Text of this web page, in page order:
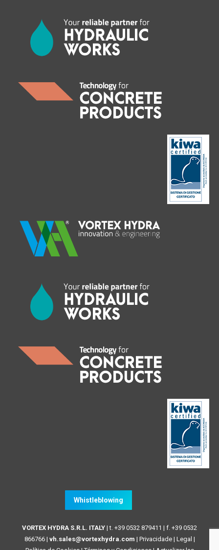
Whistleblowing
VORTEX HYDRA S.R.L. ITALY | t. +39 0532 879411 | f. +39 0532
866766 | vh.sales@vortexhydra.com | Privacidade| Legal |